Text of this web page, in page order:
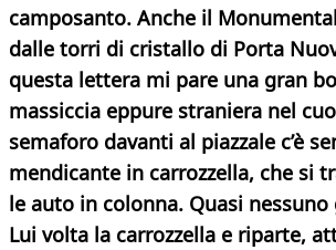
camposanto. Anche il
dalle torri di cristallo di Porta
questa lettera mi pare una gran
massiccia eppure straniera nel
semaforo davanti al piazzale c’è
mendicante in carrozzella, che si
le auto in colonna. Quasi
Lui volta la carrozzella e riparte,